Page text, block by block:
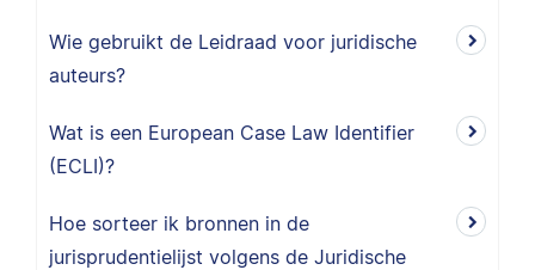
Wie gebruikt de Leidraad voor juridische
auteurs?
Wat is een European Case Law Identifier
(ECLI)?
Hoe sorteer ik bronnen in de
jurisprudentielijst volgens de Juridische